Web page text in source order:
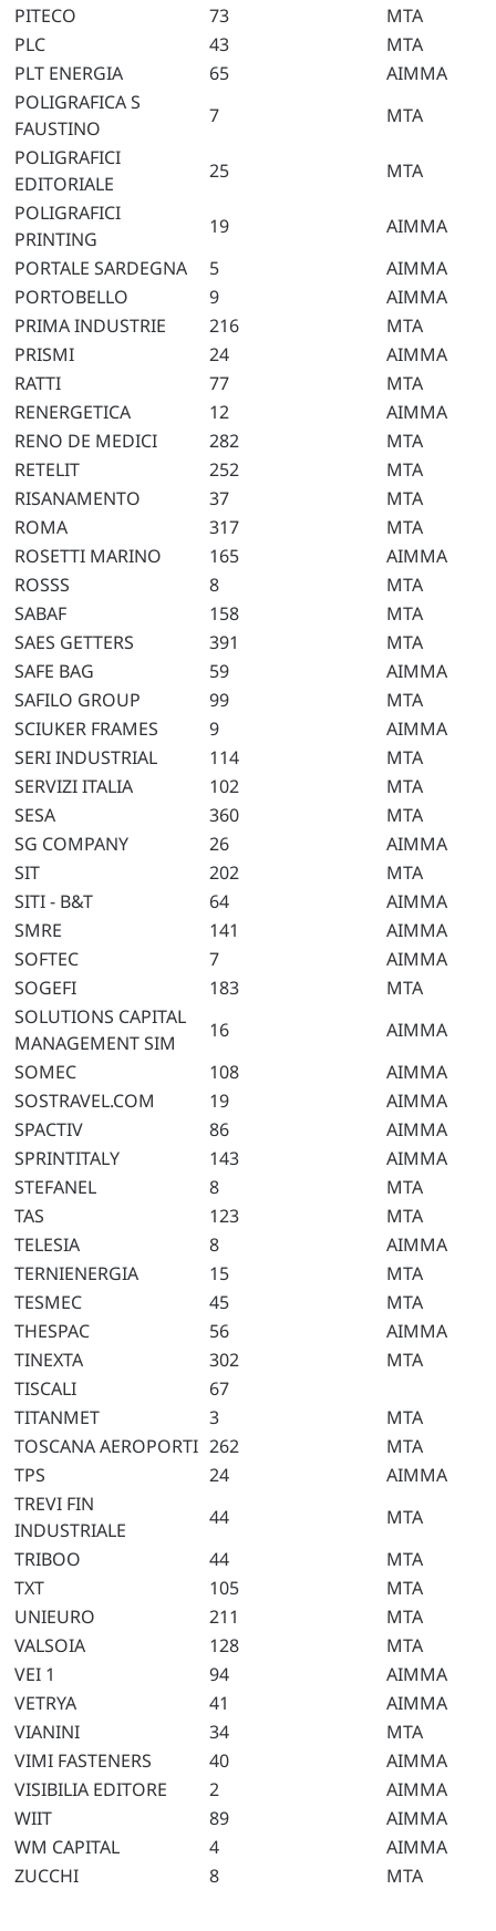
PITECO
73
MTA
PLC
43
MTA
PLT ENERGIA
65
AIMMA
POLIGRAFICA S
FAUSTINO
7
MTA
POLIGRAFICI
EDITORIALE
25
MTA
POLIGRAFICI
PRINTING
19
AIMMA
PORTALE SARDEGNA
5
AIMMA
PORTOBELLO
9
AIMMA
PRIMA INDUSTRIE
216
MTA
PRISMI
24
AIMMA
RATTI
77
MTA
RENERGETICA
12
AIMMA
RENO DE MEDICI
282
MTA
RETELIT
252
MTA
RISANAMENTO
37
MTA
ROMA
317
MTA
ROSETTI MARINO
165
AIMMA
ROSSS
8
MTA
SABAF
158
MTA
SAES GETTERS
391
MTA
SAFE BAG
59
AIMMA
SAFILO GROUP
99
MTA
SCIUKER FRAMES
9
AIMMA
SERI INDUSTRIAL
114
MTA
SERVIZI ITALIA
102
MTA
SESA
360
MTA
SG COMPANY
26
AIMMA
SIT
202
MTA
SITI - B&T
64
AIMMA
SMRE
141
AIMMA
SOFTEC
7
AIMMA
SOGEFI
183
MTA
SOLUTIONS CAPITAL
MANAGEMENT SIM
16
AIMMA
SOMEC
108
AIMMA
SOSTRAVEL.COM
19
AIMMA
SPACTIV
86
AIMMA
SPRINTITALY
143
AIMMA
STEFANEL
8
MTA
TAS
123
MTA
TELESIA
8
AIMMA
TERNIENERGIA
15
MTA
TESMEC
45
MTA
THESPAC
56
AIMMA
TINEXTA
302
MTA
TISCALI
67
TITANMET
3
MTA
TOSCANA AEROPORTI 262
MTA
TPS
24
AIMMA
TREVI FIN
INDUSTRIALE
44
MTA
TRIBOO
44
MTA
TXT
105
MTA
UNIEURO
211
MTA
VALSOIA
128
MTA
VEI 1
94
AIMMA
VETRYA
41
AIMMA
VIANINI
34
MTA
VIMI FASTENERS
40
AIMMA
VISIBILIA EDITORE
2
AIMMA
WIIT
89
AIMMA
WM CAPITAL
4
AIMMA
ZUCCHI
8 MTA